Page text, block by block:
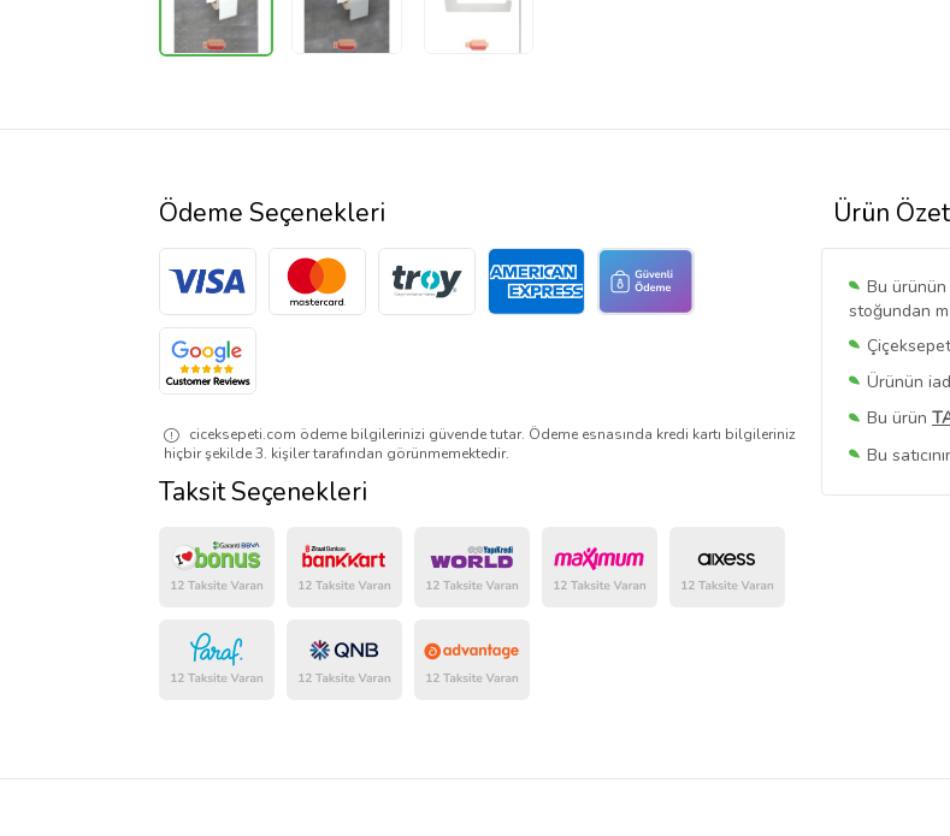
Ürün
Bu ürünün
stoğundan
Ürünün
Bu ürün
Bu
Bu
Ödeme Seçenekleri
ciceksepeti.com ödeme bilgilerinizi güvende tutar. Ödeme esnasında kredi kartı bilgileriniz
hiçbir şekilde 3. kişiler tarafından görünmemektedir.
Taksit Seçenekleri